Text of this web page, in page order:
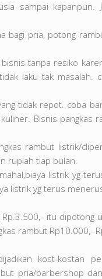
sampai kapanpun.
bagi pria, potong
tanpa resiko
laku tak masalah.
tidak repot. coba
Bisnis pangkas
rambut listrik/
rupiah tiap bulan.
listrik yg
listrik yg terus
itu dipotong
rambut Rp10.000,-
kost-kostan
pria/barbershop